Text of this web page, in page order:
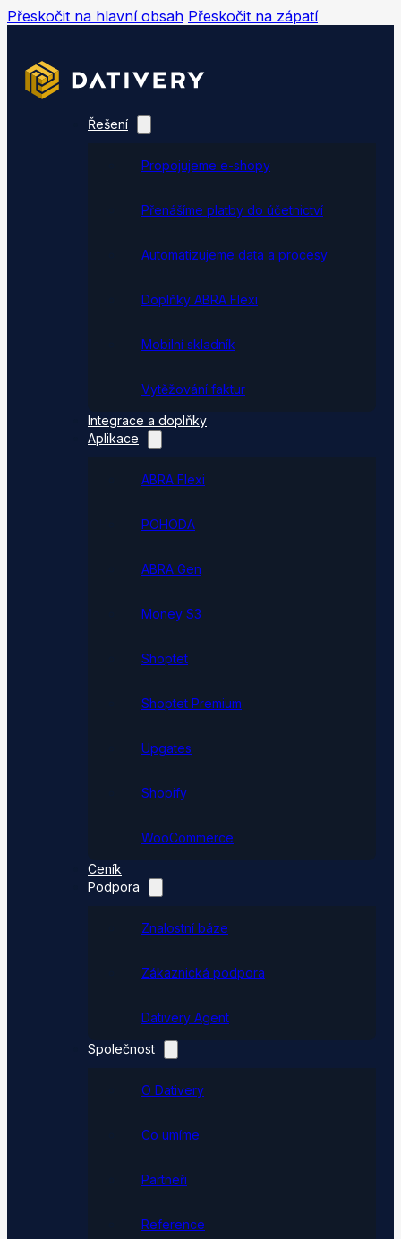
Přeskočit na hlavní obsah Přeskočit na zápatí
Řešení
Propojujeme e-shopy
Přenášíme platby do účetnictví
Automatizujeme data a procesy
Doplňky ABRA Flexi
Mobilní skladník
Vytěžování faktur
Integrace a doplňky
Aplikace
ABRA Flexi
POHODA
ABRA Gen
Money S3
Shoptet
Shoptet Premium
Upgates
Shopify
WooCommerce
Ceník
Podpora
Znalostní báze
Zákaznická podpora
Dativery Agent
Společnost
O Dativery
Co umíme
Partneři
Reference